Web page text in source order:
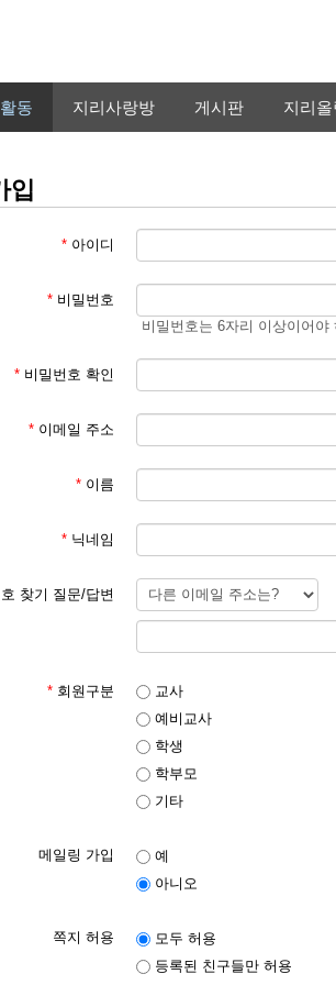
동 지리사랑방 게시판 지리
입
* 아이디
* 비밀번호
비밀번호는 6자리 이상이어
* 비밀번호 확인
* 이메일 주소
* 이름
* 닉네임
찾기 질문/답변
* 회원구분
교사
예비교사
학생
학부모
기타
메일링 가입
예
아니오
쪽지 허용
모두 허용
등록된 친구들만 허용